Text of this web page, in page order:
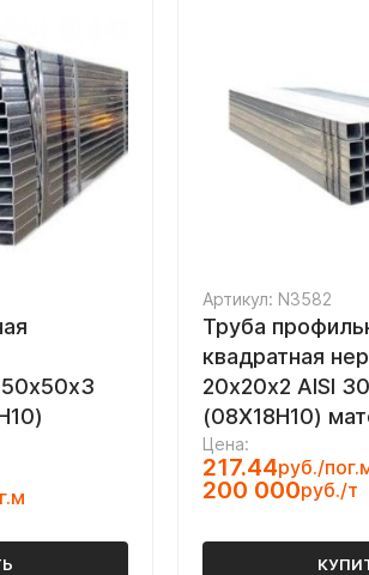
Артикул: N3582
Труба
квадратная
20х20х2 AISI
(08Х18Н10)
Цена:
217.44руб./
200 000руб./т